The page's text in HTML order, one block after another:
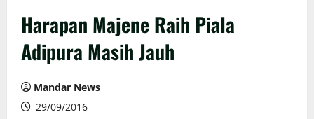
Harapan Majene Raih Piala
Adipura Masih Jauh
Mandar News
29/09/2016